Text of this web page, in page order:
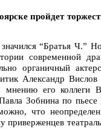
пройдет
“Братья Ч.”
современной
органичный
Александр
его коллеги
Зобнина по
что
приверженцев